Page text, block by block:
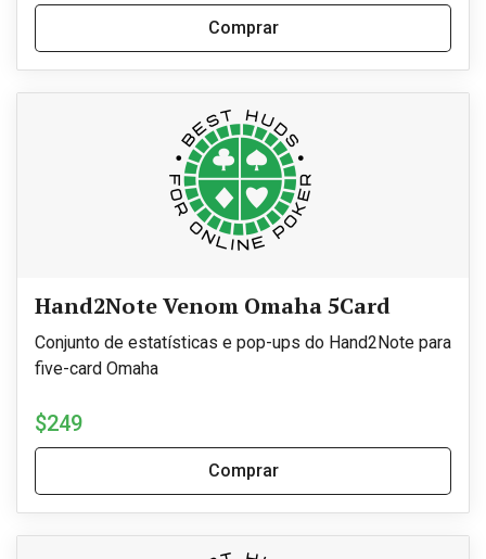
Comprar
Hand2Note Venom Omaha 5Card
Conjunto de estatísticas e pop-ups do Hand2Note para
five-card Omaha
$249
Comprar